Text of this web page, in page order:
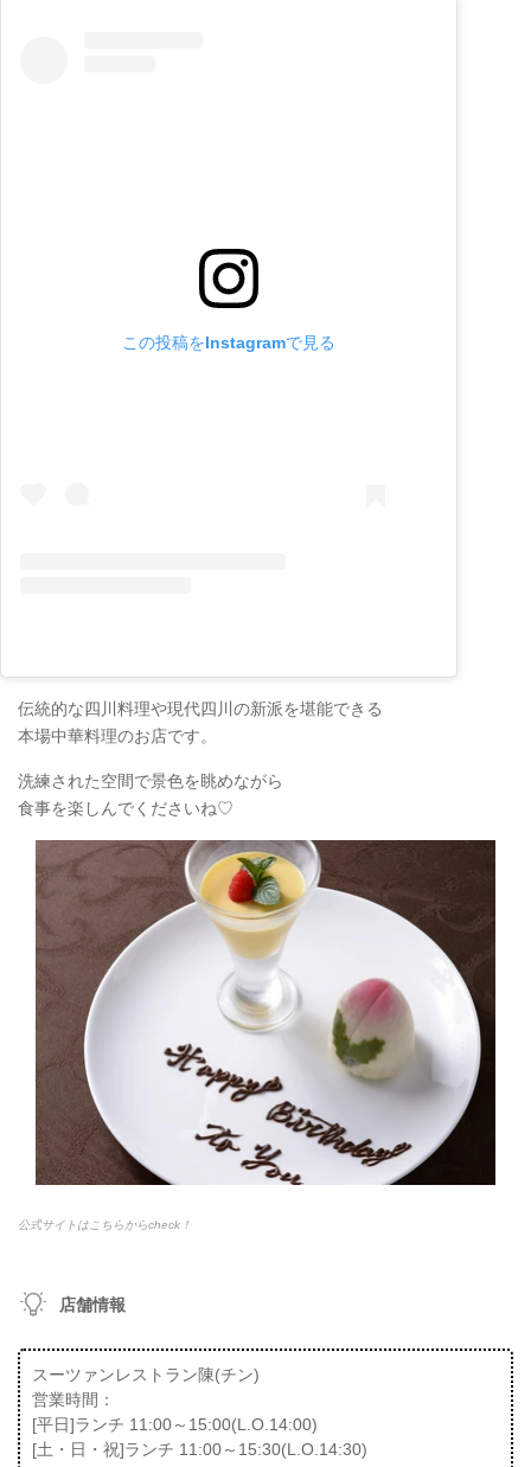
この投稿をInstagramで見る
伝統的な四川料理や現代四川の新派を堪能できる
本場中華料理のお店です。
洗練された空間で景色を眺めながら
食事を楽しんでくださいね♡
公式サイトはこちらからcheck！
店舗情報
スーツァンレストラン陳(チン)
営業時間：
[平日]ランチ 11:00～15:00(L.O.14:00)
[土・日・祝]ランチ 11:00～15:30(L.O.14:30)